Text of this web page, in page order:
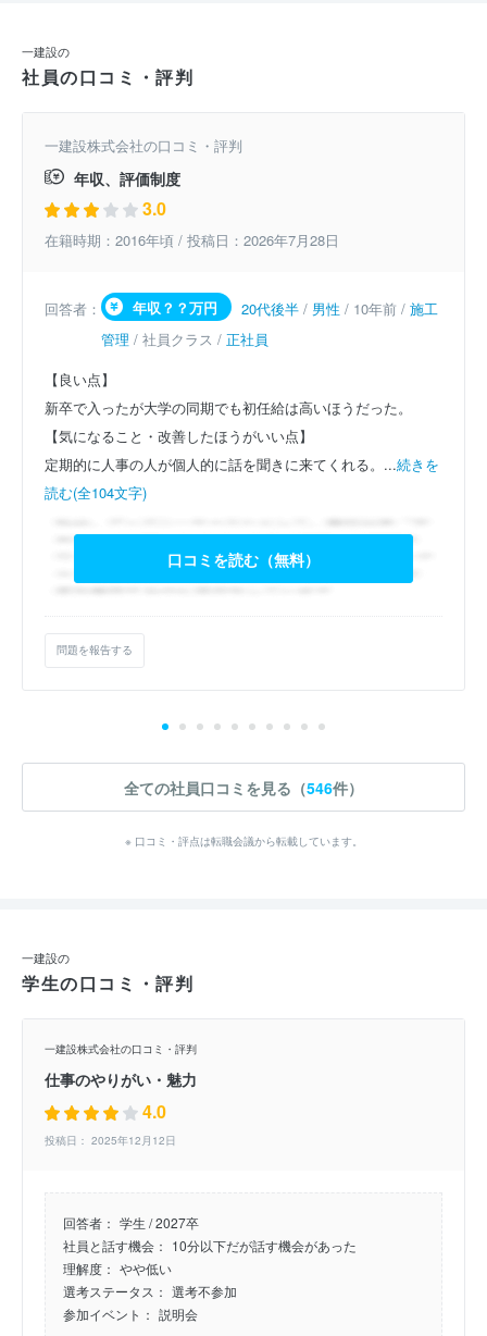
一建設の
社員の口コミ・評判
一建設株式会社の口コミ・評判
年収、評価制度
3.0
在籍時期：2016年頃 / 投稿日：2026年7月28日
回答者： 年収？？万円 20代後半 / 男性 / 10年前 /施工
管理 / 社員クラス / 正社員
【良い点】
新卒で入ったが大学の同期でも初任給は高いほうだった。
【気になること・改善したほうがいい点】
定期的に人事の人が個人的に話を聞きに来てくれる。...続きを
読む(全104文字)
口コミを読む（無料）
問題を報告する
全ての社員口コミを見る（546件）
※ 口コミ・評点は転職会議から転載しています。
一建設の
学生の口コミ・評判
一建設株式会社の口コミ・評判
仕事のやりがい・魅力
4.0
投稿日： 2025年12月12日
回答者： 学生 / 2027卒
社員と話す機会： 10分以下だが話す機会があった
理解度： やや低い
選考ステータス： 選考不参加
参加イベント： 説明会